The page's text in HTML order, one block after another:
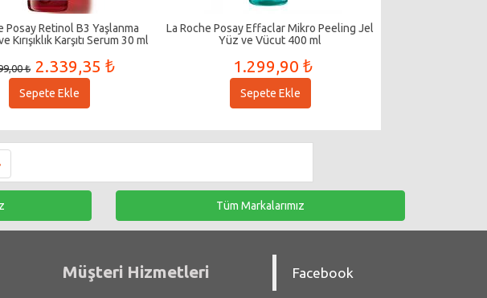
Posay Retinol B3 Yaşlanma
Kırışıklık Karşıtı Serum 30 ml
₺ 2.339,35 ₺
Sepete Ekle
La Roche Posay Effaclar Mikro Peeling Jel
Yüz ve Vücut 400 ml
1.299,90 ₺
Sepete Ekle
Tüm Markalarımız
Müşteri Hizmetleri Facebook